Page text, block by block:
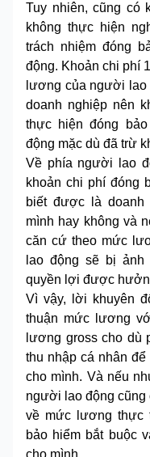
Tuy nhiên, cũng có
không thực hiện
trách nhiệm đóng
động. Khoản chi phí
lương của người
doanh nghiệp nên
thực hiện đóng
động mặc dù đã trừ
Về phía người lao
khoản chi phí đóng
biết được là doanh
mình hay không và
căn cứ theo mức
lao động sẽ bị
quyền lợi được
Vì vậy, lời khuyên
thuận mức lương
lương gross cho dù
thu nhập cá nhân
cho mình. Và nếu
người lao động cũng
về mức lương thực
bảo hiểm bắt buộc